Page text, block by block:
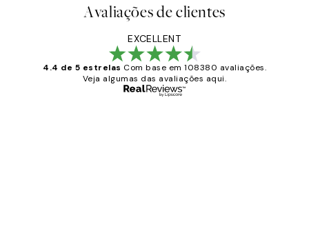
Avaliações de clientes
EXCELLENT
4.4 de 5 estrelas Com base em 108380 avaliações.
Veja algumas das avaliações aqui.